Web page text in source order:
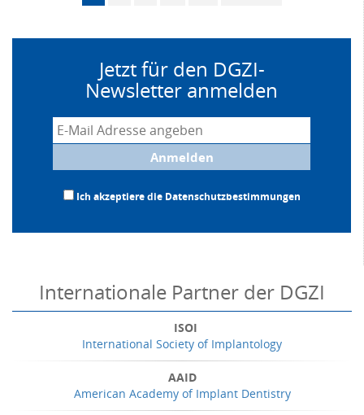
Jetzt für den DGZI-
Newsletter anmelden
Anmelden
Ich akzeptiere die Datenschutzbestimmungen
Internationale Partner der DGZI
ISOI
International Society of Implantology
AAID
American Academy of Implant Dentistry